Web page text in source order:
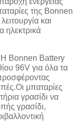
της Bonnen
και
ηλεκτρικά
Η Bonnen Battery
96V για όλα τα
μπαταρίες
γρασίδι να
γρασίδι,